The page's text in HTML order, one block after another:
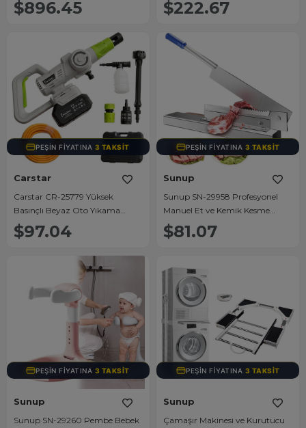
$896.45
Çalar
$222.67
PEŞIN FIYATINA 3 TAKSIT
Carstar
Carstar CR-25779 Yüksek
Basınçlı Beyaz Oto Yıkama
Makinesi
$97.04
PEŞIN FIYATINA 3 TAKSIT
Sunup
Sunup SN-29958 Profesyonel
Manuel Et ve Kemik Kesme
Dilimleme Aleti
$81.07
PEŞIN FIYATINA 3 TAKSIT
Sunup
Sunup SN-29260 Pembe Bebek
PEŞIN FIYATINA 3 TAKSIT
Sunup
Çamaşır Makinesi ve Kurutucu